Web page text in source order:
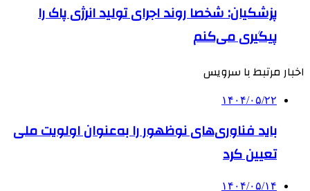
پزشکیان: شخصا روند اجرای تولید انرژی پاک را
پیگیری می‌کنم
اخبار مرتبط با سرویس
۱۴۰۴/۰۵/۲۲
باید فناوری‌های نوظهور را به‌عنوان اولویت ملی
تعیین کرد
۱۴۰۴/۰۵/۱۴